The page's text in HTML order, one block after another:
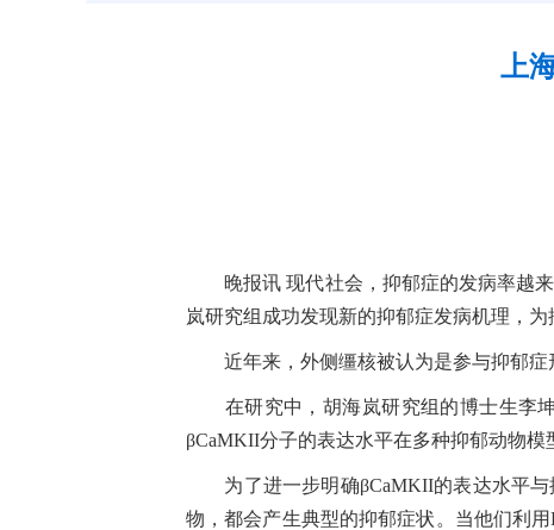
上
晚报讯 现代社会，抑郁症的发病率越来
岚研究组成功发现新的抑郁症发病机理，
近年来，外侧缰核被认为是参与抑郁症
在研究中，胡海岚研究组的博士生李坤
βCaMKII分子的表达水平在多种抑郁动物模
为了进一步明确βCaMKII的表达水平与
物，都会产生典型的抑郁症状。当他们利